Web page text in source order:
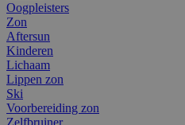
Oogpleisters
Zon
Aftersun
Kinderen
Lichaam
Lippen zon
Ski
Voorbereiding zon
Zelfbruiner